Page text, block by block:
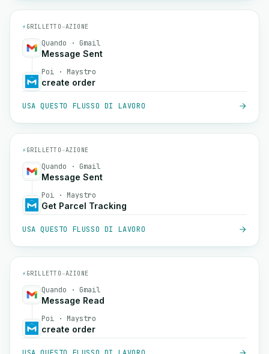
⚡ GRILLETTO→AZIONE
Quando · Gmail
Message Sent
Poi · Maystro
create order
USA QUESTO FLUSSO DI LAVORO
⚡ GRILLETTO→AZIONE
Quando · Gmail
Message Sent
Poi · Maystro
Get Parcel Tracking
USA QUESTO FLUSSO DI LAVORO
⚡ GRILLETTO→AZIONE
Quando · Gmail
Message Read
Poi · Maystro
create order